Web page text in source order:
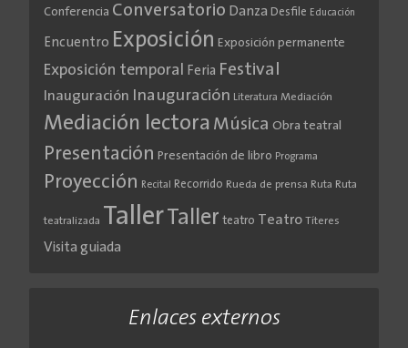
Conferencia Conversatorio Danza Desfile Educación
Encuentro Exposición Exposición permanente
Exposición temporal Feria Festival
Inauguración Inauguración Literatura Mediación
Mediación lectora Música Obra teatral
Presentación Presentación de libro Programa
Proyección Recital Recorrido Rueda de prensa Ruta Ruta
teatralizada TallerTaller teatro Teatro Títeres
Visita guiada
Enlaces externos